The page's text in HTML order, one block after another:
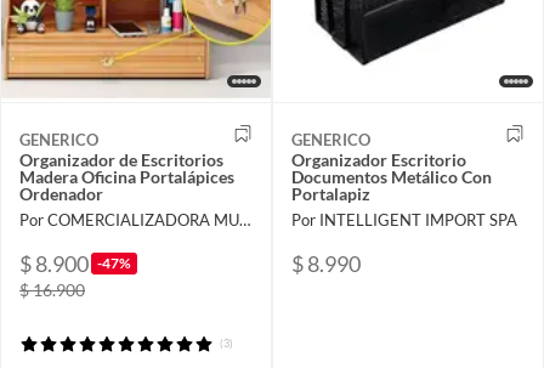
GENERICO
Organizador de Escritorios
Madera Oficina Portalápices
Ordenador
Por COMERCIALIZADORA MUNDO ILIMITADO LTDA
$ 8.900 -47%
$ 16.900
(3)
GENERICO
Organizador Escritorio
Documentos Metálico Con
Portalapiz
Por INTELLIGENT IMPORT SPA
$ 8.990